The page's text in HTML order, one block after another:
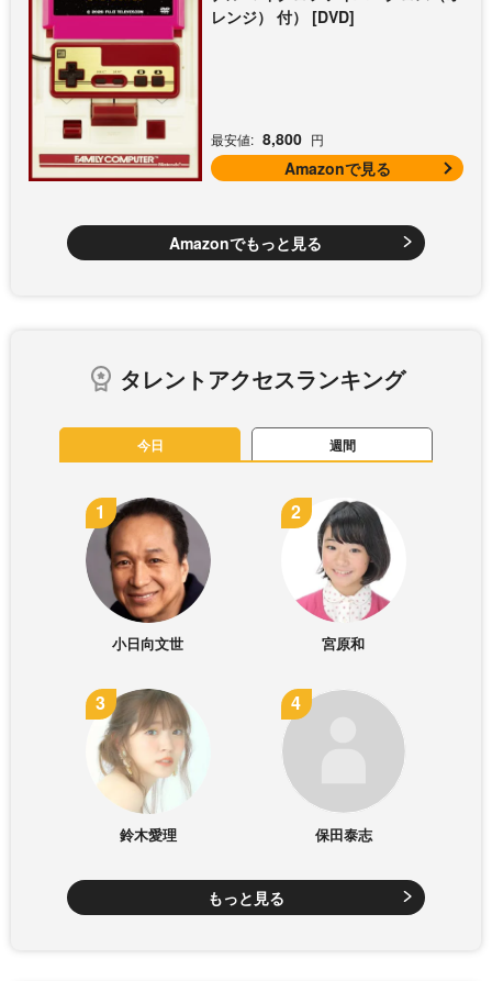
レンジ） 付） [DVD]
最安値: 8,800 円
Amazonで見る
Amazonでもっと見る
タレントアクセスランキング
今日 週間
小日向文世 宮原和
鈴木愛理 保田泰志
もっと見る